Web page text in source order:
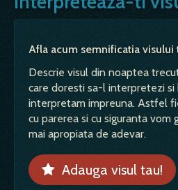
Afla acum semnificatia visului
Descrie visul din noaptea
care doresti sa-l interpretezi si
interpretam impreuna. Astfel
cu parerea si cu siguranta vom
mai apropiata de adevar.
Adauga visul tau!